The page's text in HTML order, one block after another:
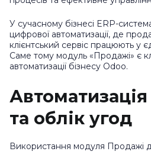
У сучасному бізнесі ERP-
цифрової автоматизації, де
клієнтський сервіс працюють у
Саме тому модуль «Продажі» є
автоматизації бізнесу Odoo.
та облік угод
Використання модуля Продажі